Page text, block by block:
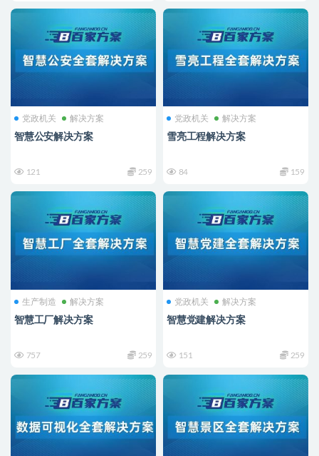
党政机关 解决方案
智慧公安解决方案
121 259
党政机关 解决方案
雪亮工程解决方案
84 159
生产制造 解决方案
智慧工厂解决方案
757 259
党政机关 解决方案
智慧党建解决方案
151 259